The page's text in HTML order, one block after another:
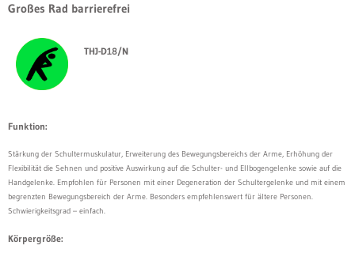
Großes Rad barrierefrei
THJ-D18/N
Funktion:
Stärkung der Schultermuskulatur, Erweiterung des Bewegungsbereichs der Arme, Erhöhung der
Flexibilität die Sehnen und positive Auswirkung auf die Schulter- und Ellbogengelenke sowie auf die
Handgelenke. Empfohlen für Personen mit einer Degeneration der Schultergelenke und mit einem
begrenzten Bewegungsbereich der Arme. Besonders empfehlenswert für ältere Personen.
Schwierigkeitsgrad – einfach.
Körpergröße: